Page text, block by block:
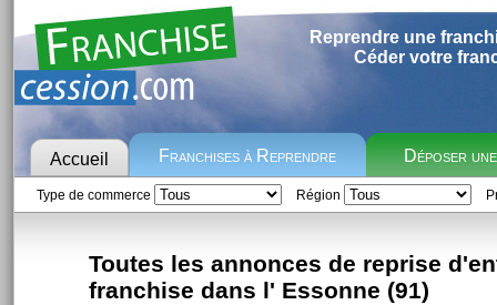
Reprendre une
Céder votre
Accueil Franchises à Reprendre Déposer
Type de commerce Région
Toutes les annonces de reprise
franchise dans l' Essonne (91)